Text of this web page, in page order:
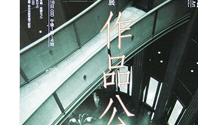
過去のイベント
設計者 白井晟一
建設計画から開館まで
美術館概要
事業記録